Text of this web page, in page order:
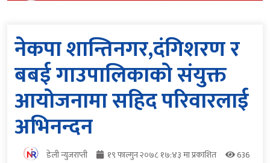
नेकपा शान्तिनगर,दंगिशरण र
बबई गाउपालिकाको संयुक्त
आयोजनामा सहिद परिवारलाई
अभिनन्दन
डेली न्युजराप्ती १९ फाल्गुन २०७८ १७:४३ मा प्रकाशित
636